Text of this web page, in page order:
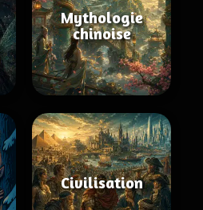
Mythologie
chinoise
Civilisation